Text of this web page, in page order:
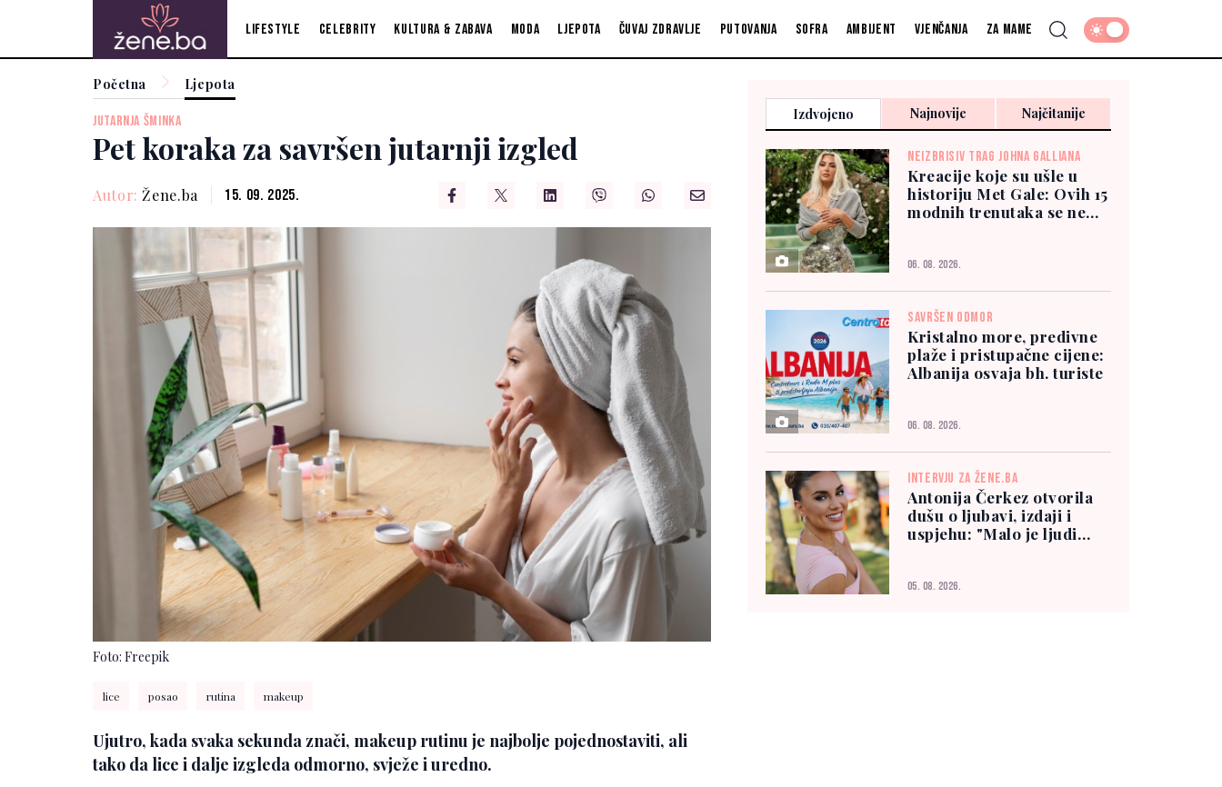
Lifestyle Celebrity Kultura & zabava Moda Ljepota Čuvaj zdravlje Putovanja Sofra Ambijent Vjenčanja Za mame
Početna Ljepota
JUTARNJA ŠMINKA
Pet koraka za savršen jutarnji izgled
Autor: Žene.ba 15. 09. 2025.
Foto: Freepik
lice posao rutina makeup
Ujutro, kada svaka sekunda znači, makeup rutinu je najbolje pojednostaviti, ali
tako da lice i dalje izgleda odmorno, svježe i uredno.
Izdvojeno Najnovije Najčitanije
NEIZBRISIV TRAG JOHNA GALLIANA
Kreacije koje su ušle u
historiju Met Gale: Ovih 15
modnih trenutaka se ne
06. 08. 2026.
SAVRŠEN ODMOR
Kristalno more, predivne
plaže i pristupačne cijene:
Albanija osvaja bh. turiste
06. 08. 2026.
INTERVJU ZA ŽENE.BA
Antonija Čerkez otvorila
dušu o ljubavi, izdaji i
uspjehu: "Malo je ljudi
05. 08. 2026.